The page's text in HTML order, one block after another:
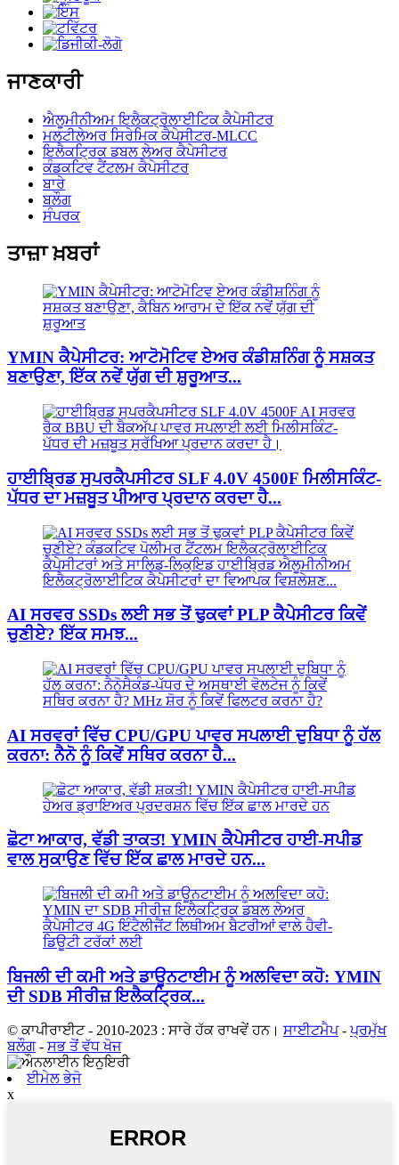
ਜਾਣਕਾਰੀ
ਐਲੂਮੀਨੀਅਮ ਇਲੈਕਟ੍ਰੋਲਾਈਟਿਕ ਕੈਪੇਸੀਟਰ
ਮਲਟੀਲੇਅਰ ਸਿਰੇਮਿਕ ਕੈਪੇਸੀਟਰ-MLCC
ਇਲੈਕਟ੍ਰਿਕ ਡਬਲ ਲੇਅਰ ਕੈਪੇਸੀਟਰ
ਕੰਡਕਟਿਵ ਟੈਂਟਲਮ ਕੈਪੇਸੀਟਰ
ਬਾਰੇ
ਬਲੌਗ
ਸੰਪਰਕ
ਤਾਜ਼ਾ ਖ਼ਬਰਾਂ
YMIN ਕੈਪੇਸੀਟਰ: ਆਟੋਮੋਟਿਵ ਏਅਰ ਕੰਡੀਸ਼ਨਿੰਗ ਨੂੰ ਸਸ਼ਕਤ
ਬਣਾਉਣਾ, ਇੱਕ ਨਵੇਂ ਯੁੱਗ ਦੀ ਸ਼ੁਰੂਆਤ...
ਹਾਈਬ੍ਰਿਡ ਸੁਪਰਕੈਪਸੀਟਰ SLF 4.0V 4500F ਮਿਲੀਸਕਿੰਟ-
ਪੱਧਰ ਦਾ ਮਜ਼ਬੂਤ ​​ਪੀਆਰ ਪ੍ਰਦਾਨ ਕਰਦਾ ਹੈ...
AI ਸਰਵਰ SSDs ਲਈ ਸਭ ਤੋਂ ਢੁਕਵਾਂ PLP ਕੈਪੇਸੀਟਰ ਕਿਵੇਂ
ਚੁਣੀਏ? ਇੱਕ ਸਮਝ...
AI ਸਰਵਰਾਂ ਵਿੱਚ CPU/GPU ਪਾਵਰ ਸਪਲਾਈ ਦੁਬਿਧਾ ਨੂੰ ਹੱਲ
ਕਰਨਾ: ਨੈਨੋ ਨੂੰ ਕਿਵੇਂ ਸਥਿਰ ਕਰਨਾ ਹੈ...
ਛੋਟਾ ਆਕਾਰ, ਵੱਡੀ ਤਾਕਤ! YMIN ਕੈਪੇਸੀਟਰ ਹਾਈ-ਸਪੀਡ
ਵਾਲ ਸੁਕਾਉਣ ਵਿੱਚ ਇੱਕ ਛਾਲ ਮਾਰਦੇ ਹਨ...
ਬਿਜਲੀ ਦੀ ਕਮੀ ਅਤੇ ਡਾਊਨਟਾਈਮ ਨੂੰ ਅਲਵਿਦਾ ਕਹੋ: YMIN
ਦੀ SDB ਸੀਰੀਜ਼ ਇਲੈਕਟ੍ਰਿਕ...
© ਕਾਪੀਰਾਈਟ - 2010-2023 : ਸਾਰੇ ਹੱਕ ਰਾਖਵੇਂ ਹਨ। ਸਾਈਟਮੈਪ-ਪ੍ਰਮੁੱਖ
ਬਲੌਗ- ਸਭ ਤੋਂ ਵੱਧ ਖੋਜ
ਈਮੇਲ ਭੇਜੋ
x